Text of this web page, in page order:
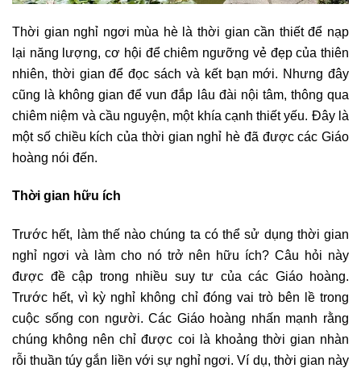
Thời gian nghỉ ngơi mùa hè là thời gian cần thiết để nạp
lại năng lượng, cơ hội để chiêm ngưỡng vẻ đẹp của thiên
nhiên, thời gian để đọc sách và kết bạn mới. Nhưng đây
cũng là không gian để vun đắp lâu đài nội tâm, thông qua
chiêm niệm và cầu nguyện, một khía cạnh thiết yếu. Đây là
một số chiều kích của thời gian nghỉ hè đã được các Giáo
hoàng nói đến.
Thời gian hữu ích
Trước hết, làm thế nào chúng ta có thể sử dụng thời gian
nghỉ ngơi và làm cho nó trở nên hữu ích? Câu hỏi này
được đề cập trong nhiều suy tư của các Giáo hoàng.
Trước hết, vì kỳ nghỉ không chỉ đóng vai trò bên lề trong
cuộc sống con người. Các Giáo hoàng nhấn mạnh rằng
chúng không nên chỉ được coi là khoảng thời gian nhàn
rỗi thuần túy gắn liền với sự nghỉ ngơi. Ví dụ, thời gian này